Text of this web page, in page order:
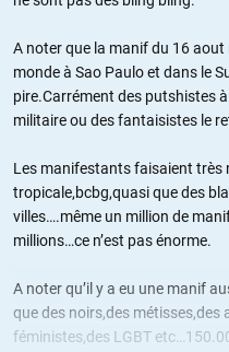
A noter que la manif du 16 aout
monde à Sao Paulo et dans le
pire.Carrément des putshistes
militaire ou des fantaisistes le
Les manifestants faisaient très
tropicale,bcbg,quasi que des
villes….même un million de
millions…ce n’est pas énorme.
A noter qu’il y a eu une manif
que des noirs,des
féministes,des LGBT